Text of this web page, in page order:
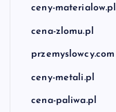
ceny-materialow.pl
cena-zlomu.pl
przemyslowcy.com
ceny-metali.pl
cena-paliwa.pl